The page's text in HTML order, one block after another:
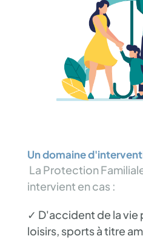
Un domaine
La Protection
intervient en cas :
✓ D'accident de la vie
loisirs, sports à titre